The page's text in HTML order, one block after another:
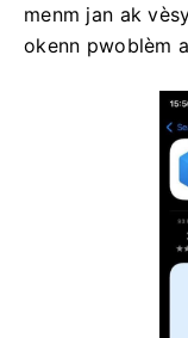
menm jan ak
okenn pwoblèm